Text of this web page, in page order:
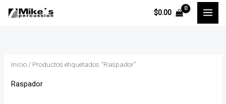
$0.00
P
i
o
i
Inicio / Productos etiquetados “Raspador”
Raspador